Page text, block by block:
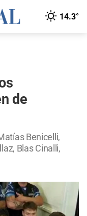
14.3°
de
Benicelli,
Blas Cinalli,